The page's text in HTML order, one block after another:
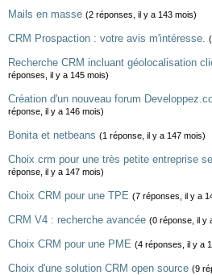
Mails en masse (2 réponses, il y a 143 mois)
CRM Prospaction : votre avis m'intéresse.
Recherche CRM incluant géolocalisation
réponses, il y a 145 mois)
Création d'un nouveau forum
réponse, il y a 146 mois)
Bonita et netbeans (1 réponse, il y a 147 mois)
Choix crm pour une très petite entreprise
réponse, il y a 147 mois)
Choix CRM pour une TPE (7 réponses, il y a
CRM V4 : recherche avancée (0 réponse, il y
Choix CRM pour une PME (4 réponses, il y a
Choix d'une solution CRM open source (9